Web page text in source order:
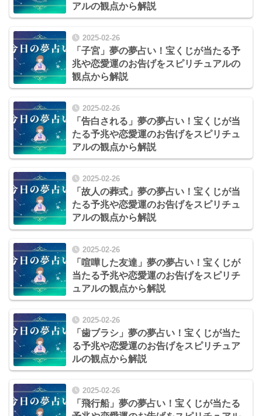
アルの観点から解説
2025-02-26
「子宮」夢の夢占い！宝くじが当たる予
兆や恋愛運のお告げをスピリチュアルの
観点から解説
2025-02-26
「告白される」夢の夢占い！宝くじが当
たる予兆や恋愛運のお告げをスピリチュ
アルの観点から解説
2025-02-26
「故人の葬式」夢の夢占い！宝くじが当
たる予兆や恋愛運のお告げをスピリチュ
アルの観点から解説
2025-02-26
「喧嘩した友達」夢の夢占い！宝くじが
当たる予兆や恋愛運のお告げをスピリチ
ュアルの観点から解説
2025-02-26
「歯ブラシ」夢の夢占い！宝くじが当た
る予兆や恋愛運のお告げをスピリチュア
ルの観点から解説
2025-02-26
「飛行船」夢の夢占い！宝くじが当たる